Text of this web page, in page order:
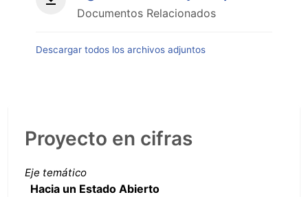
Documentos Relacionados
Descargar todos los archivos adjuntos
Proyecto en cifras
Eje temático
Hacia un Estado Abierto